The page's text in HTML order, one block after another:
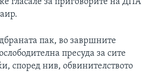
гласале за приговорите на ДПА
пак, во завршните
пресуда за сите
според нив, обвинителството